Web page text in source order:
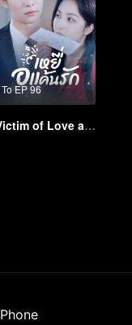
To EP 96
Victim of Love and Vengeance
Phone